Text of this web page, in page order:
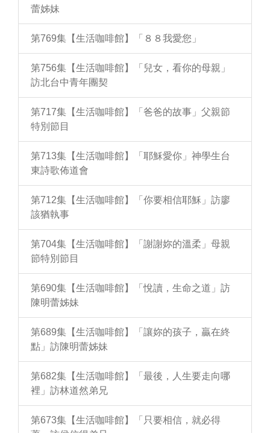
蕾姊妹
第769集【生活咖啡館】「８８我愛您」
第756集【生活咖啡館】「兒女，看你的母親」
訪北台中青年團契
第717集【生活咖啡館】「爸爸的故事」父親節
特別節目
第713集【生活咖啡館】「耶穌愛你」神學生台
東詩歌佈道會
第712集【生活咖啡館】「你要相信耶穌」訪廖
該猶執事
第704集【生活咖啡館】「謝謝妳的溫柔」母親
節特別節目
第690集【生活咖啡館】「悅讀，生命之道」訪
陳明蕾姊妹
第689集【生活咖啡館】「讓妳的孩子，贏在終
點」訪陳明蕾姊妹
第682集【生活咖啡館】「最後，人生要走向哪
裡」訪林道然弟兄
第673集【生活咖啡館】「只要相信，就必得